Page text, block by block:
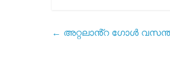
← അറ്റലാൻ്റ ഗോൾ